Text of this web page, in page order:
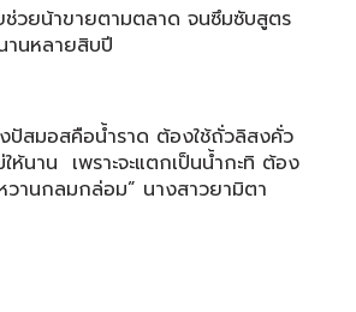
ช่วยน้าขายตามตลาด จนซึมซับสูตร
นหลายสิบปี
ปัสมอสคือน้ำราด ต้องใช้ถั่วลิสงคั่ว
ห้นาน เพราะจะแตกเป็นน้ำกะทิ ต้อง
วานกลมกล่อม” นางสาวยามิตา